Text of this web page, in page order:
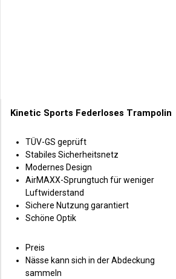
Kinetic Sports Federloses Trampolin
TÜV-GS geprüft
Stabiles Sicherheitsnetz
Modernes Design
AirMAXX-Sprungtuch für weniger
Luftwiderstand
Sichere Nutzung garantiert
Schöne Optik
Preis
Nässe kann sich in der Abdeckung
sammeln